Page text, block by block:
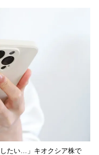
したい…」キオクシア株で